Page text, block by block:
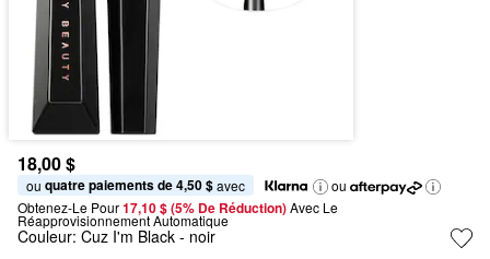
18,00 $
ou quatre paiements de 4,50 $ avec
ou
Obtenez-Le Pour17,10 $ (5% De Réduction) Avec Le
Réapprovisionnement Automatique
Couleur: Cuz I'm Black - noir